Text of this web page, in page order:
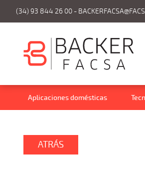
(34) 93 844 26 00 -
Aplicaciones domésticas
ATRÁS